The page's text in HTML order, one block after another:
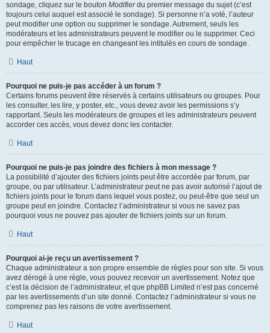
sondage, cliquez sur le bouton Modifierdu premier message du sujet (c’est
toujours celui auquel est associé le sondage). Si personne n’a voté, l’auteur
peut modifier une option ou supprimer le sondage. Autrement, seuls les
modérateurs et les administrateurs peuvent le modifier ou le supprimer. Ceci
pour empêcher le trucage en changeant les intitulés en cours de sondage.
Haut
Pourquoi ne puis-je pas accéder à un forum ?
Certains forums peuvent être réservés à certains utilisateurs ou groupes. Pour
les consulter, les lire, y poster, etc., vous devez avoir les permissions s’y
rapportant. Seuls les modérateurs de groupes et les administrateurs peuvent
accorder ces accès, vous devez donc les contacter.
Haut
Pourquoi ne puis-je pas joindre des fichiers à mon message ?
La possibilité d’ajouter des fichiers joints peut être accordée par forum, par
groupe, ou par utilisateur. L’administrateur peut ne pas avoir autorisé l’ajout de
fichiers joints pour le forum dans lequel vous postez, ou peut-être que seul un
groupe peut en joindre. Contactez l’administrateur si vous ne savez pas
pourquoi vous ne pouvez pas ajouter de fichiers joints sur un forum.
Haut
Pourquoi ai-je reçu un avertissement ?
Chaque administrateur a son propre ensemble de règles pour son site. Si vous
avez dérogé à une règle, vous pouvez recevoir un avertissement. Notez que
c’est la décision de l’administrateur, et que phpBB Limited n’est pas concerné
par les avertissements d’un site donné. Contactez l’administrateur si vous ne
comprenez pas les raisons de votre avertissement.
Haut